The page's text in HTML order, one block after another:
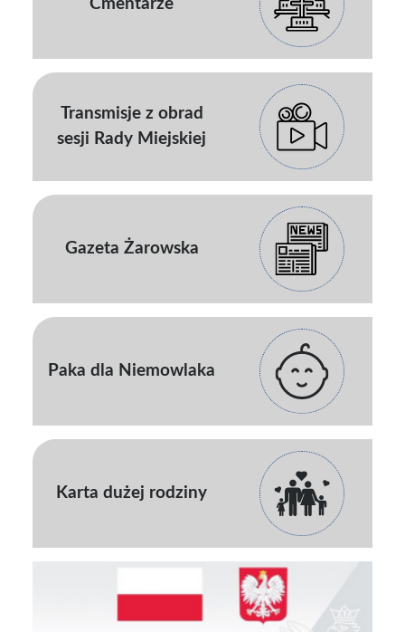
Cmentarze
Transmisje z obrad
sesji Rady Miejskiej
Gazeta Żarowska
Paka dla Niemowlaka
Karta dużej rodziny